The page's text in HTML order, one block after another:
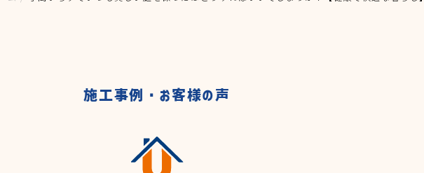
玄関・浴室ドア
新卒募集要項
パートタイム
施工事例・お客様の声